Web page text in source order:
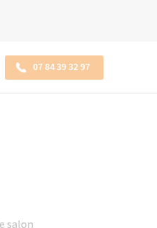
07 84 39 32 97
salon